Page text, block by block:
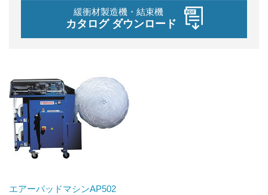
緩衝材製造機・結束機
カタログ ダウンロード
エアーパッドマシンAP502